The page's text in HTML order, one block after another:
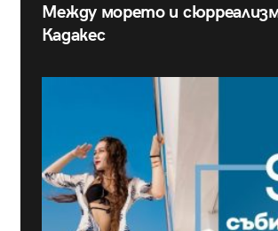
Между морето и
Кадакес